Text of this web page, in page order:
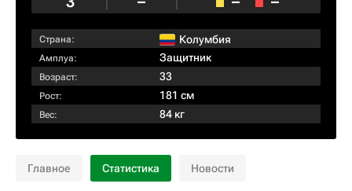
Страна: Колумбия
Амплуа: Защитник
Возраст: 33
Рост: 181 см
Вес: 84 кг
Главное Статистика Новости